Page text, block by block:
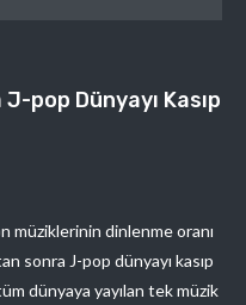
pop Dünyayı Kasıp
müziklerinin dinlenme oranı
sonra J-pop dünyayı kasıp
dünyaya yayılan tek müzik